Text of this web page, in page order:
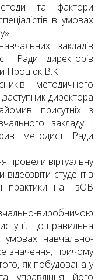
та фактори
в умовах
закладів
Ради директорів
Процюк В.К.
методичного
директора
присутніх з
закладу .
методист Ради
провели віртуальну
студентів
практики на ТзОВ
виробничою
що правильна
умовах навчально-
значення, причому
як побудована у
управління його